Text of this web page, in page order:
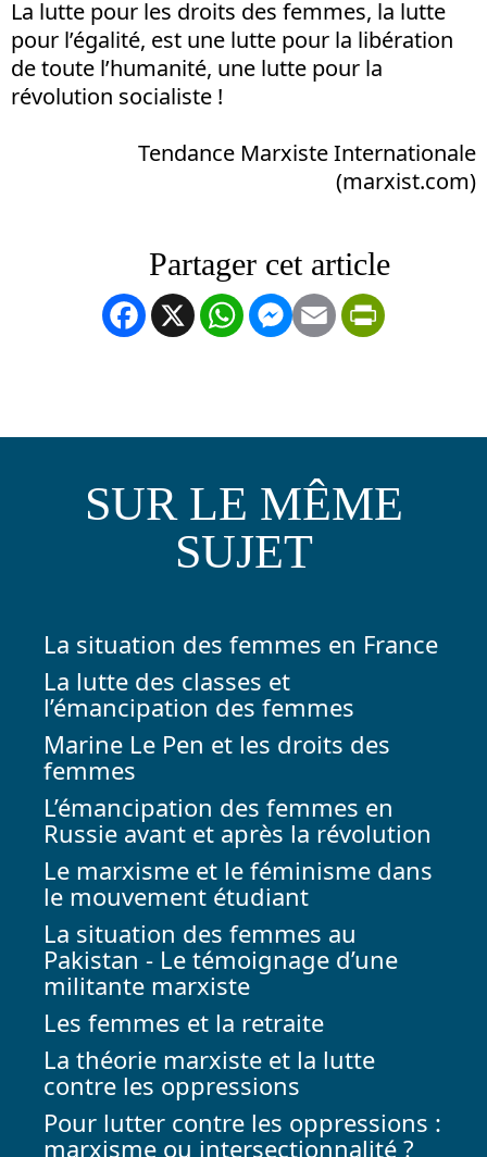
La lutte pour les droits des femmes, la lutte
pour l’égalité, est une lutte pour la libération
de toute l’humanité, une lutte pour la
révolution socialiste !
Tendance Marxiste Internationale
(marxist.com)
Facebook
X WhatsApp
Messenger
Email
SUR LE MÊME
SUJET
La situation des femmes en France
La lutte des classes et
l’émancipation des femmes
Marine Le Pen et les droits des
femmes
L’émancipation des femmes en
Russie avant et après la révolution
Le marxisme et le féminisme dans
le mouvement étudiant
La situation des femmes au
Pakistan - Le témoignage d’une
militante marxiste
Les femmes et la retraite
La théorie marxiste et la lutte
contre les oppressions
Pour lutter contre les oppressions :
marxisme ou intersectionnalité ?